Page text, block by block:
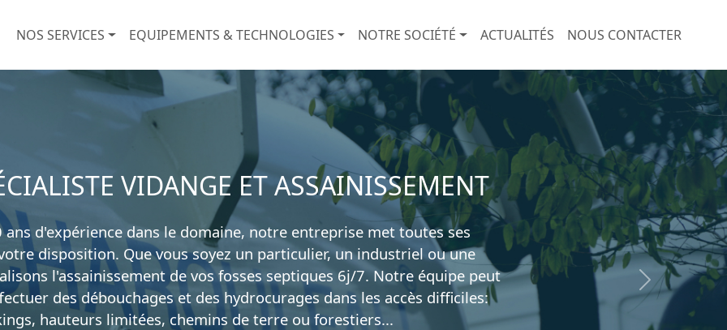
Nouveau Menu Principal
NOS SERVICES EQUIPEMENTS & TECHNOLOGIES NOTRE SOCIÉTÉ ACTUALITÉS NOUS CONTACTER
VIDANGE ET ASSAINISSEMENT
ans d'expérience dans le domaine, notre entreprise met toutes ses
disposition. Que vous soyez un particulier, un industriel ou une
l'assainissement de vos fosses septiques 6j/7. Notre équipe peut
des débouchages et des hydrocurages dans les accès difficiles:
hauteurs limitées, chemins de terre ou forestiers...
Suivant